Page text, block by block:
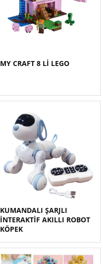
MY CRAFT 8 Lİ LEGO
KUMANDALI ŞARJLI
İNTERAKTİF AKILLI ROBOT
KÖPEK